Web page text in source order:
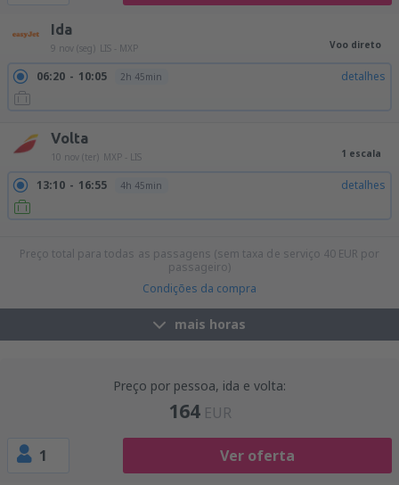
Ida
9 nov (seg) LIS - MXP Voo direto
06:20 10:05 2h 45min detalhes
Volta
10 nov (ter) MXP - LIS 1 escala
13:10 16:55 4h 45min detalhes
Preço total para todas as passagens (sem taxa de serviço 40 EUR por
passageiro)
Condições da compra
mais horas
Preço por pessoa, ida e volta:
164 EUR
1 Ver oferta